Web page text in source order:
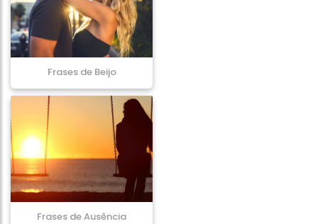
Frases de Beijo
Frases de Ausência